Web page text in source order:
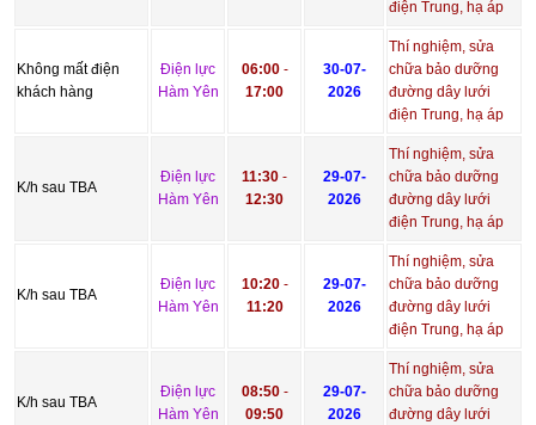
điện Trung, hạ áp
Không mất điện
khách hàng
Điện lực
Hàm Yên
06:00-
17:00
30-07-
2026
Thí nghiệm, sửa
chữa bảo dưỡng
đường dây lưới
điện Trung, hạ áp
K/h sau TBA
Điện lực
Hàm Yên
11:30 -
12:30
29-07-
2026
Thí nghiệm, sửa
chữa bảo dưỡng
đường dây lưới
điện Trung, hạ áp
K/h sau TBA
Điện lực
Hàm Yên
10:20-
11:20
29-07-
2026
Thí nghiệm, sửa
chữa bảo dưỡng
đường dây lưới
điện Trung, hạ áp
K/h sau TBA
Điện lực
Hàm Yên
08:50-
09:50
29-07-
2026
Thí nghiệm, sửa
chữa bảo dưỡng
đường dây lưới